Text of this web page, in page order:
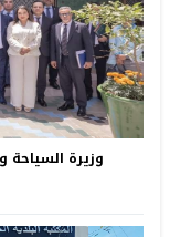
وزيرة السياحة